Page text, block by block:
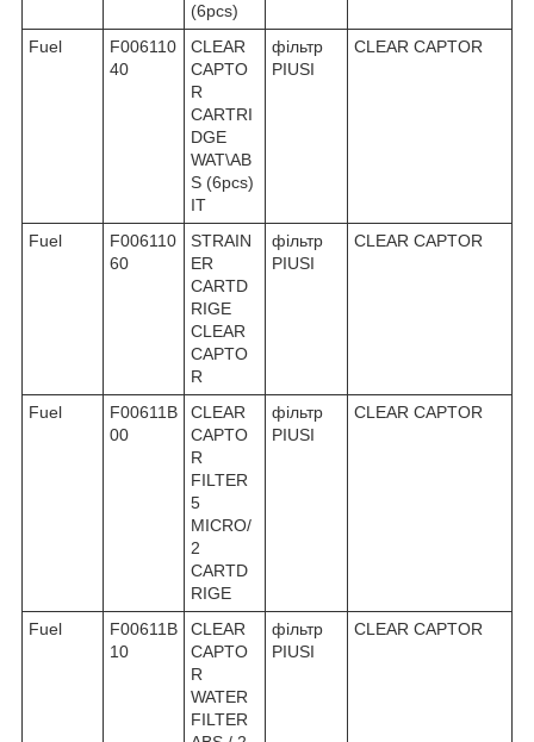
(6pcs)
Fuel
F006110
40
CLEAR
CAPTO
R
CARTRI
DGE
WAT\AB
S (6pcs)
IT
фільтр
PIUSI
CLEAR CAPTOR
Fuel
F006110
60
STRAIN
ER
CARTD
RIGE
CLEAR
CAPTO
R
фільтр
PIUSI
CLEAR CAPTOR
Fuel
F00611B
00
CLEAR
CAPTO
R
FILTER
5
MICRO/
2
CARTD
RIGE
фільтр
PIUSI
CLEAR CAPTOR
Fuel
F00611B
10
CLEAR
CAPTO
R
WATER
FILTER
фільтр
PIUSI
CLEAR CAPTOR